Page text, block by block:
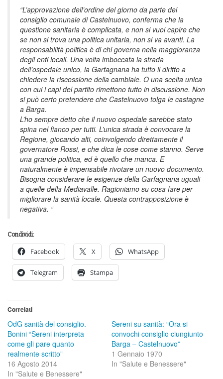
“L’approvazione dell’ordine del giorno da parte del
consiglio comunale di Castelnuovo, conferma che la
questione sanitaria è complicata, e non si vuol capire che
se non si trova una politica unitaria, non si va avanti. La
responsabilità politica è di chi governa nella maggioranza
degli enti locali. Una volta imboccata la strada
dell’ospedale unico, la Garfagnana ha tutto il diritto a
chiedere la riscossione della cambiale. O una scelta unica
con cui i capi del partito rimettono tutto in discussione. Non
si può certo pretendere che Castelnuovo tolga le castagne
a Barga.
L’ho sempre detto che il nuovo ospedale sarebbe stato
spina nel fianco per tutti. L’unica strada è convocare la
Regione, giocando alti, coinvolgendo direttamente il
governatore Rossi, e che dica le cose come stanno. Serve
una grande politica, ed è quello che manca. E
naturalmente è impensabile rivotare un nuovo documento.
Bisogna considerare le esigenze della Garfagnana uguali
a quelle della Mediavalle. Ragioniamo su cosa fare per
migliorare la sanità locale. Questa contrapposizione è
negativa. “
Condividi:
Facebook X WhatsApp
Telegram Stampa
Correlati
OdG sanità del consiglio.
Bonini “Sereni interpreta
come gli pare quanto
realmente scritto”
16 Agosto 2014
In "Salute e Benessere"
Sereni su sanità: “Ora si
convochi consiglio ciungiunto
Barga – Castelnuovo”
1 Gennaio 1970
In "Salute e Benessere"